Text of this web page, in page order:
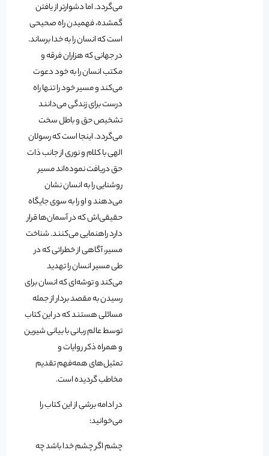
می‌گردد. اما دشوارتر از یافتن
گمشده، فهمیدن راه صحیحی
است که انسان را به خدا برساند.
در جهانی که هزاران فرقه و
مکتب انسان را به خود دعوت
می‌کند و مسیر خود را تنها راه
درست برای زندگی می‌دانند
تشخیص حق و باطل سخت
می‌گردد. اینجا است که رسولان
الهی با کلام و نوری از جانب ذات
حق دریافت نموده‌اند مسیر
روشنایی را به انسان نشان
می‌دهند و او را به سوی جایگاه
حقیقی‌اش که در آسمان‌ها قرار
دارد راهنمایی می‌کنند. شناخت
مسیر، آگاهی از خطراتی که در
طی مسیر انسان را تهدید
می‌کند و توشه‌ای که انسان برای
رسیدن به مقصد بردار از جمله
مسائلی هستند که در این کتاب
توسط عالم ربانی با بیانی شیرین
و همراه ذکر روایات و
تمثیل‌های همه‌فهم تقدیم
مخاطب گردیده است.
در ادامه برشی از این کتاب را
می‌خوانید:
چشم اگر چشم خدا باشد چه